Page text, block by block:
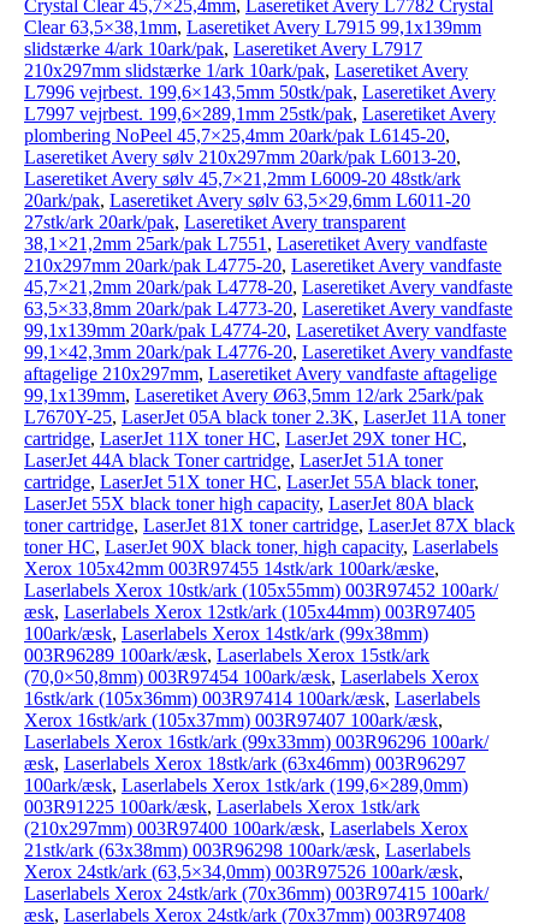
Crystal Clear 45,7×25,4mm, Laseretiket Avery L7782 Crystal
Clear 63,5×38,1mm, Laseretiket Avery L7915 99,1x139mm
slidstærke 4/ark 10ark/pak, Laseretiket Avery L7917
210x297mm slidstærke 1/ark 10ark/pak, Laseretiket Avery
L7996 vejrbest. 199,6×143,5mm 50stk/pak, Laseretiket Avery
L7997 vejrbest. 199,6×289,1mm 25stk/pak, Laseretiket Avery
plombering NoPeel 45,7×25,4mm 20ark/pak L6145-20,
Laseretiket Avery sølv 210x297mm 20ark/pak L6013-20,
Laseretiket Avery sølv 45,7×21,2mm L6009-20 48stk/ark
20ark/pak, Laseretiket Avery sølv 63,5×29,6mm L6011-20
27stk/ark 20ark/pak, Laseretiket Avery transparent
38,1×21,2mm 25ark/pak L7551 , Laseretiket Avery vandfaste
210x297mm 20ark/pak L4775-20, Laseretiket Avery vandfaste
45,7×21,2mm 20ark/pak L4778-20, Laseretiket Avery vandfaste
63,5×33,8mm 20ark/pak L4773-20, Laseretiket Avery vandfaste
99,1x139mm 20ark/pak L4774-20, Laseretiket Avery vandfaste
99,1×42,3mm 20ark/pak L4776-20, Laseretiket Avery vandfaste
aftagelige 210x297mm, Laseretiket Avery vandfaste aftagelige
99,1x139mm, Laseretiket Avery Ø63,5mm 12/ark 25ark/pak
L7670Y-25, LaserJet 05A black toner 2.3K, LaserJet 11A toner
cartridge, LaserJet 11X toner HC, LaserJet 29X toner HC,
LaserJet 44A black Toner cartridge, LaserJet 51A toner
cartridge, LaserJet 51X toner HC, LaserJet 55A black toner,
LaserJet 55X black toner high capacity, LaserJet 80A black
toner cartridge, LaserJet 81X toner cartridge, LaserJet 87X black
toner HC, LaserJet 90X black toner, high capacity, Laserlabels
Xerox 105x42mm 003R97455 14stk/ark 100ark/æske,
Laserlabels Xerox 10stk/ark (105x55mm) 003R97452 100ark/
æsk, Laserlabels Xerox 12stk/ark (105x44mm) 003R97405
100ark/æsk, Laserlabels Xerox 14stk/ark (99x38mm)
003R96289 100ark/æsk, Laserlabels Xerox 15stk/ark
(70,0×50,8mm) 003R97454 100ark/æsk, Laserlabels Xerox
16stk/ark (105x36mm) 003R97414 100ark/æsk, Laserlabels
Xerox 16stk/ark (105x37mm) 003R97407 100ark/æsk,
Laserlabels Xerox 16stk/ark (99x33mm) 003R96296 100ark/
æsk, Laserlabels Xerox 18stk/ark (63x46mm) 003R96297
100ark/æsk, Laserlabels Xerox 1stk/ark (199,6×289,0mm)
003R91225 100ark/æsk, Laserlabels Xerox 1stk/ark
(210x297mm) 003R97400 100ark/æsk, Laserlabels Xerox
21stk/ark (63x38mm) 003R96298 100ark/æsk, Laserlabels
Xerox 24stk/ark (63,5×34,0mm) 003R97526 100ark/æsk,
Laserlabels Xerox 24stk/ark (70x36mm) 003R97415 100ark/
æsk, Laserlabels Xerox 24stk/ark (70x37mm) 003R97408